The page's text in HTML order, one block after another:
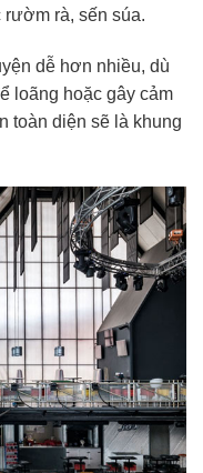
rườm rà, sến súa.
dễ hơn nhiều, dù
loãng hoặc gây cảm
toàn diện sẽ là khung